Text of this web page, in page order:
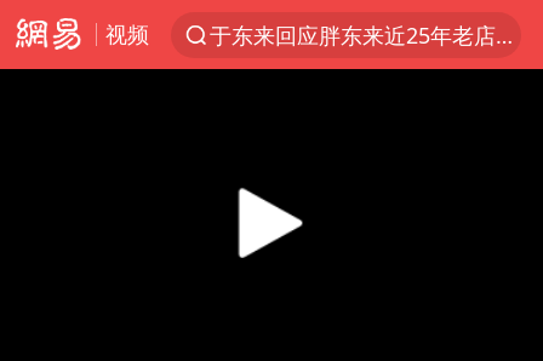
视频
于东来回应胖东来近25年老店年底关闭
白海豚北上或致京津冀暴雨